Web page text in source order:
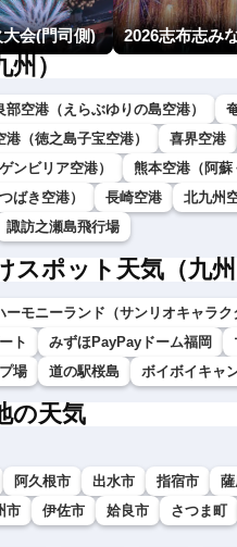
会(門司側) 2026志布志み
）
部空港（えらぶゆりの島空港）
港（徳之島子宝空港） 喜界空港
ンビリア空港）
熊本空港（阿蘇
ばき空港）
長崎空港 北九州
諏訪之瀬島飛行場
スポット天気（九州
ーモニーランド（サンリオキャラク
ト
みずほPayPayドーム福岡
場
道の駅桜島 ボイボイキャ
の天気
阿久根市 出水市 指宿市
市 伊佐市 姶良市 さつま町